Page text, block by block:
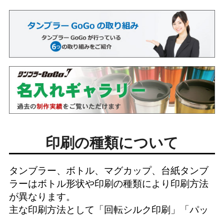
印刷の種類について
タンブラー、ボトル、マグカップ、台紙タンブ
ラーはボトル形状や印刷の種類により印刷方法
が異なります。
主な印刷方法として「 回転シルク印刷 」「 パッ